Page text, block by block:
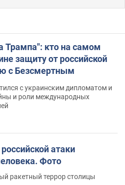
Трампа": кто на самом
защиту от российской
с Безсмертным
с украинским дипломатом и
и роли международных
атаки
Фото
ракетный террор столицы